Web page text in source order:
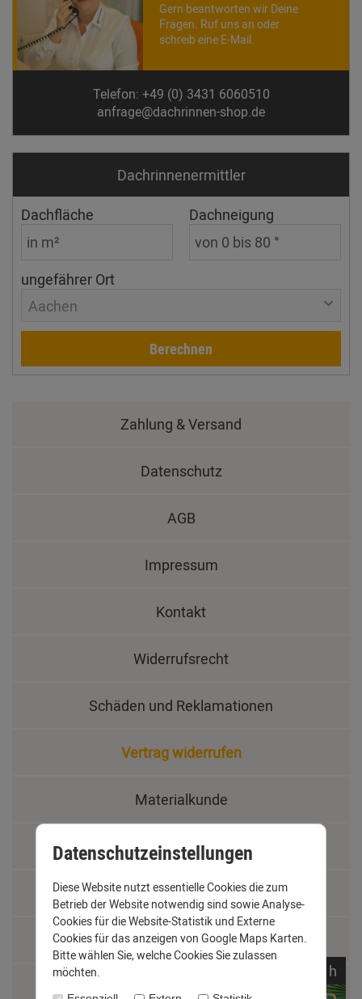
Gern beantworten wir Deine
Fragen. Ruf uns an oder
schreib eine E-Mail.
Telefon: +49 (0) 3431 6060510
anfrage@dachrinnen-shop.de
Dachrinnen­ermittler
Dachfläche Dachneigung
ungefährer Ort
Aachen
Berechnen
Zahlung & Versand
Datenschutz
AGB
Impressum
Kontakt
Widerrufsrecht
Schäden und Reklamationen
Vertrag widerrufen
Materialkunde
Fachbegriffe
Jobs
Montage und Installationshilfen
h
Datenschutzeinstellungen
Diese Website nutzt essentielle Cookies die zum
Betrieb der Website notwendig sind sowie Analyse-
Cookies für die Website-Statistik und Externe
Cookies für das anzeigen von Google Maps Karten.
Bitte wählen Sie, welche Cookies Sie zulassen
möchten.